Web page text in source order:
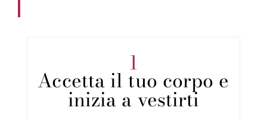
1
Accetta il tuo corpo e
inizia a vestirti